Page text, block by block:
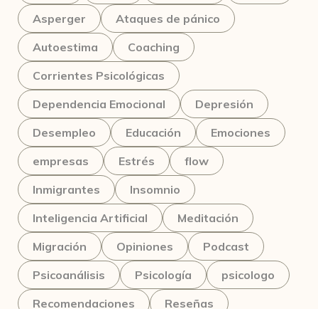
Asperger
Ataques de pánico
Autoestima
Coaching
Corrientes Psicológicas
Dependencia Emocional
Depresión
Desempleo
Educación
Emociones
empresas
Estrés
flow
Inmigrantes
Insomnio
Inteligencia Artificial
Meditación
Migración
Opiniones
Podcast
Psicoanálisis
Psicología
psicologo
Recomendaciones
Reseñas